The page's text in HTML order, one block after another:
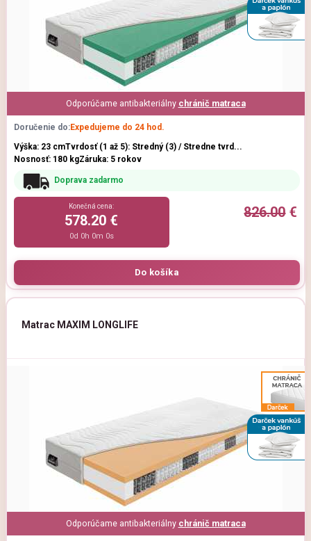
Odporúčame antibakteriálny chránič matraca
Doručenie do:Expedujeme do 24 hod.
Výška: 23 cmTvrdosť (1 až 5): Stredný (3) / Stredne tvrd...
Nosnosť: 180 kgZáruka: 5 rokov
Doprava zadarmo
826.00€
Konečná cena:
578.20 €
0d 0h 0m 0s
Matrac MAXIM LONGLIFE
Odporúčame antibakteriálny chránič matraca